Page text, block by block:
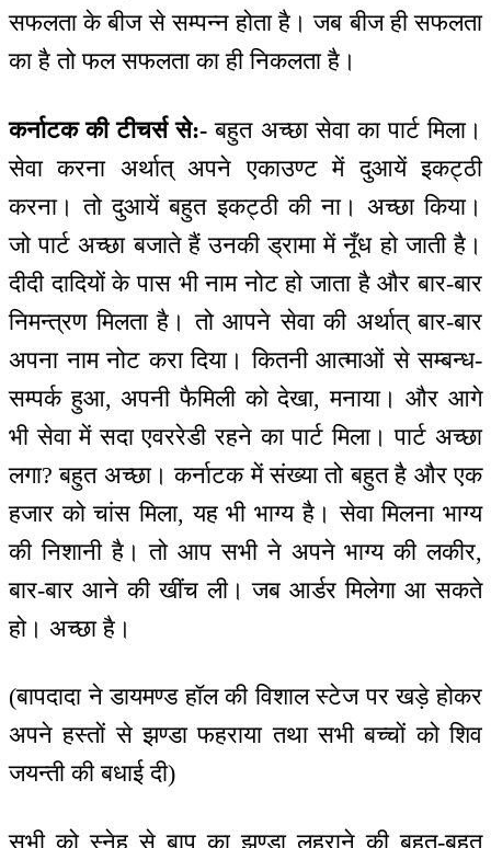
सफलता के बीज से सम्पन्न होता है। जब बीज ही सफलता
का है तो फल सफलता का ही निकलता है।
कर्नाटक की टीचर्स से:- बहुत अच्छा सेवा का पार्ट मिला।
सेवा करना अर्थात् अपने एकाउण्ट में दुआयें इकट्ठी
करना। तो दुआयें बहुत इकट्ठी की ना। अच्छा किया।
जो पार्ट अच्छा बजाते हैं उनकी ड्रामा में नूँध हो जाती है।
दीदी दादियों के पास भी नाम नोट हो जाता है और बार-बार
निमन्‍त्रण मिलता है। तो आपने सेवा की अर्थात् बार-बार
अपना नाम नोट करा दिया। कितनी आत्माओं से सम्बन्ध-
सम्पर्क हुआ, अपनी फैमिली को देखा, मनाया। और आगे
भी सेवा में सदा एवररेडी रहने का पार्ट मिला। पार्ट अच्छा
लगा? बहुत अच्छा। कर्नाटक में संख्या तो बहुत है और एक
हजार को चांस मिला, यह भी भाग्य है। सेवा मिलना भाग्य
की निशानी है। तो आप सभी ने अपने भाग्य की लकीर,
बार-बार आने की खींच ली। जब आर्डर मिलेगा आ सकते
हो। अच्छा है।
(बापदादा ने डायमण्ड हॉल की विशाल स्टेज पर खड़े होकर
अपने हस्तों से झण्डा फहराया तथा सभी बच्चों को शिव
जयन्ती की बधाई दी)
सभी को स्नेह से बाप का झण्डा लहराने की बहुत-बहुत